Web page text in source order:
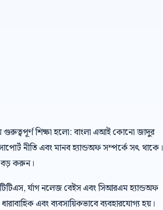
গুরুত্বপূর্ণ শিক্ষা হলো: বাংলা এআই কোনো জাদুর
নীতি এবং মানব হ্যান্ডঅফ সম্পর্কে সৎ থাকে।
বড় করুন।
র্যাগ নলেজ বেইস এবং সিআরএম হ্যান্ডঅফ
এবং ব্যবসায়িকভাবে ব্যবহারযোগ্য হয়।